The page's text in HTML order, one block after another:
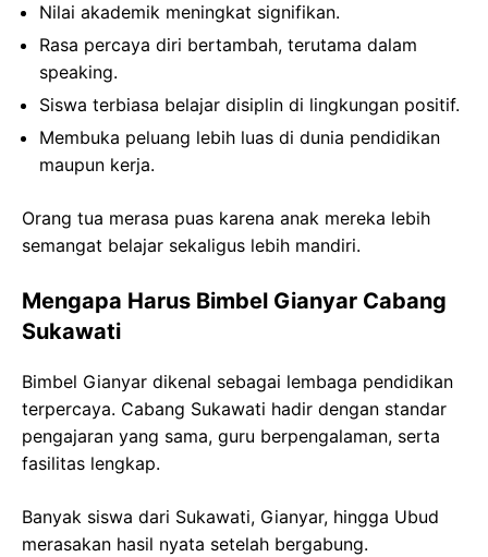
Nilai akademik meningkat signifikan.
Rasa percaya diri bertambah, terutama dalam
speaking.
Siswa terbiasa belajar disiplin di lingkungan positif.
Membuka peluang lebih luas di dunia pendidikan
maupun kerja.
Orang tua merasa puas karena anak mereka lebih
semangat belajar sekaligus lebih mandiri.
Mengapa Harus Bimbel Gianyar Cabang
Sukawati
Bimbel Gianyar dikenal sebagai lembaga pendidikan
terpercaya. Cabang Sukawati hadir dengan standar
pengajaran yang sama, guru berpengalaman, serta
fasilitas lengkap.
Banyak siswa dari Sukawati, Gianyar, hingga Ubud
merasakan hasil nyata setelah bergabung.